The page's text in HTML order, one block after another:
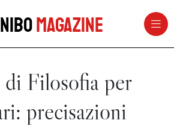
Magazine
Filosofia per
precisazioni